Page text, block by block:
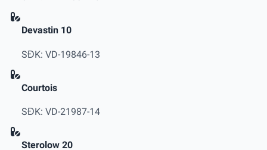
Devastin 10
SĐK: VD-19846-13
Courtois
SĐK: VD-21987-14
Sterolow 20